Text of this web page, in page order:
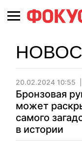
20.02.2024 10:55
Бронзовая
может
самого
в истории